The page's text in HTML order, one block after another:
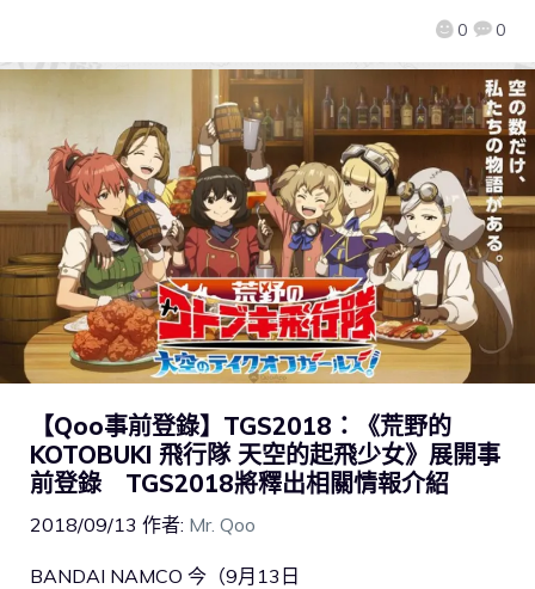
0 0
【Qoo事前登錄】TGS2018：《荒野的
KOTOBUKI 飛行隊 天空的起飛少女》展開事
前登錄 TGS2018將釋出相關情報介紹
2018/09/13 作者: Mr. Qoo
BANDAI NAMCO 今（9月13日